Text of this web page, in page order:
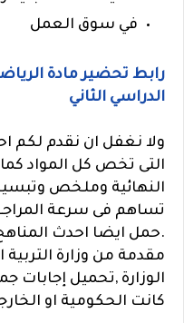
في سوق العمل
رابط تحضير مادة
الدراسي الثاني
ولا نغفل ان نقدم لكم
التى تخص كل المواد
النهائية وملخص
تساهم فى سرعة
.حمل ايضا احدث
مقدمة من وزارة
الوزارة ,تحميل إجابات
كانت الحكومية او